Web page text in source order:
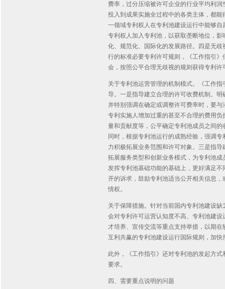
费率，过分压缩被许可企业的行业平均利
投入到成果实施全过程中的各类主体，都
一领域专利权人在专利池建设运行中能够
专利权人加入专利池，以获取垄断地位，
化、规范化、国际化的发展路径。四是无
行的标准必要专利许可规则，《工作指引
会，按照公平合理无歧视的规则获得专利许
关于专利池运营管理的机制模式。《工作
导。一是指导建立合理的许可收费机制。
并特别强调在确定或调整许可费率时，要
专利实施人增加过重的甚至不合理的费用
量和贡献度等，公平确定专利池成员之间
同时，根据专利池运行的成熟经验，强调
力积极拓展业务范围和许可对象。三是指
拓展服务类型和创新业务模式，为专利池
发挥专利池基础功能的基础上，更好满足
开的诉求，鼓励专利池适当公开相关信息
情权。
关于保障措施。针对当前国内专利池建设
会对专利许可运营认知度不高、专利池建
才培养、宣传交流等重点支持举措，以期
互利共赢的专利池建设运行国际规则，加
此外，《工作指引》还对专利池的发起方
要求。
四、需要重点说明的问题